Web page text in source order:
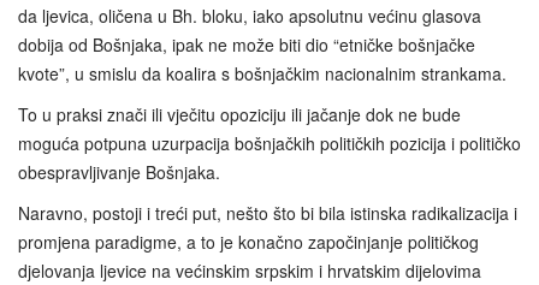
da ljevica, oličena u Bh. bloku, iako apsolutnu većinu glasova
dobija od Bošnjaka, ipak ne može biti dio “etničke bošnjačke
kvote”, u smislu da koalira s bošnjačkim nacionalnim strankama.
To u praksi znači ili vječitu opoziciju ili jačanje dok ne bude
moguća potpuna uzurpacija bošnjačkih političkih pozicija i političko
obespravljivanje Bošnjaka.
Naravno, postoji i treći put, nešto što bi bila istinska radikalizacija i
promjena paradigme, a to je konačno započinjanje političkog
djelovanja ljevice na većinskim srpskim i hrvatskim dijelovima